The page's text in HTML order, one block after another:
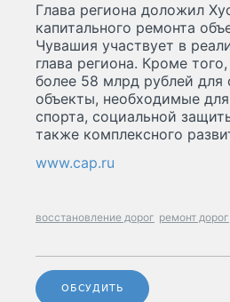
Глава региона доложил
капитального ремонта
Чувашия участвует в
глава региона. Кроме
более 58 млрд рублей для
объекты, необходимые
спорта, социальной
также комплексного
www.cap.ru
восстановление дорог ремонт дорог
ОБСУДИТЬ